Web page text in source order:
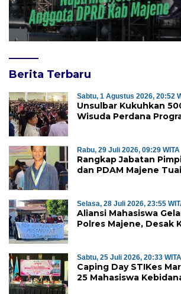
Berita Terbaru
Sabtu, 1 Agustus 2026, 20:52
Unsulbar Kukuhkan
Wisuda Perdana
Rabu, 29 Juli 2026, 09:29 WITA
Rangkap Jabatan
dan PDAM Majene
Selasa, 28 Juli 2026, 23:55
Aliansi Mahasiswa
Polres Majene, Desak
Sabtu, 25 Juli 2026, 20:33 WITA
Caping Day STIKes
25 Mahasiswa